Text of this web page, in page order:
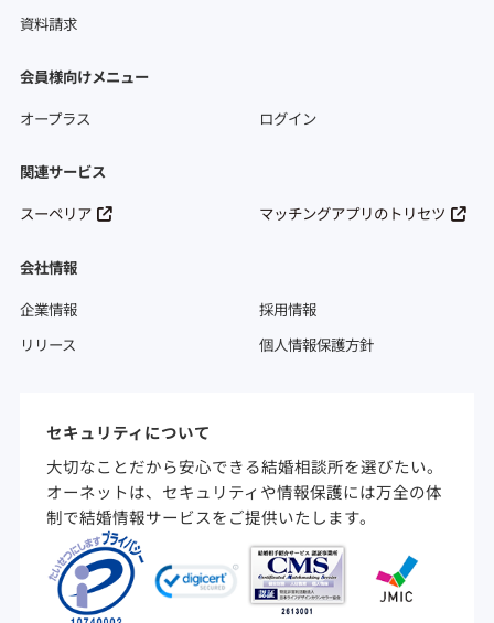
資料請求
会員様向けメニュー
オープラス
ログイン
関連サービス
スーペリア
マッチングアプリのトリセツ
会社情報
企業情報
採用情報
リリース
個人情報保護方針
セキュリティについて
大切なことだから安心できる結婚相談所を選びたい。
オーネットは、セキュリティや情報保護には万全の体
制で結婚情報サービスをご提供いたします。